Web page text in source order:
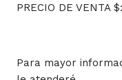
PRECIO DE VENTA
Para mayor